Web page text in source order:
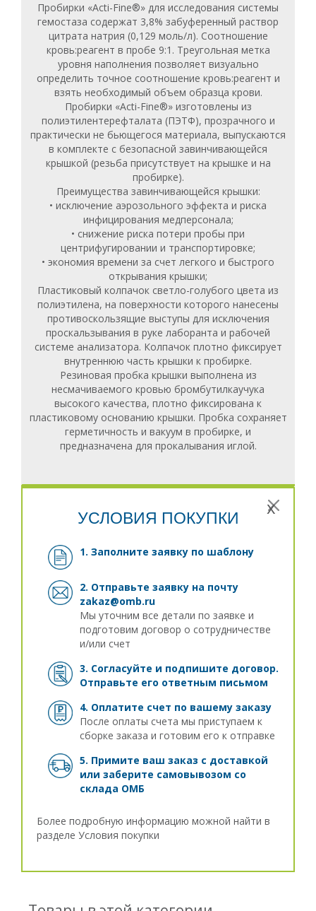
Пробирки «Acti-Fine®» для исследования системы
гемостаза содержат 3,8% забуференный раствор
цитрата натрия (0,129 моль/л). Соотношение
кровь:реагент в пробе 9:1. Треугольная метка
уровня наполнения позволяет визуально
определить точное соотношение кровь:реагент и
взять необходимый объем образца крови.
Пробирки «Acti-Fine®» изготовлены из
полиэтилентерефталата (ПЭТФ), прозрачного и
практически не бьющегося материала, выпускаются
в комплекте с безопасной завинчивающейся
крышкой (резьба присутствует на крышке и на
пробирке).
Преимущества завинчивающейся крышки:
• исключение аэрозольного эффекта и риска
инфицирования медперсонала;
• снижение риска потери пробы при
центрифугировании и транспортировке;
• экономия времени за счет легкого и быстрого
открывания крышки;
Пластиковый колпачок светло-голубого цвета из
полиэтилена, на поверхности которого нанесены
противоскользящие выступы для исключения
проскальзывания в руке лаборанта и рабочей
системе анализатора. Колпачок плотно фиксирует
внутреннюю часть крышки к пробирке.
Резиновая пробка крышки выполнена из
несмачиваемого кровью бромбутилкаучука
высокого качества, плотно фиксирована к
пластиковому основанию крышки. Пробка сохраняет
герметичность и вакуум в пробирке, и
предназначена для прокалывания иглой.
x
УСЛОВИЯ ПОКУПКИ
1. Заполните заявку по шаблону
2. Отправьте заявку на почту
zakaz@omb.ru
Мы уточним все детали по заявке и
подготовим договор о сотрудничестве
и/или счет
3. Согласуйте и подпишите договор.
Отправьте его ответным письмом
4. Оплатите счет по вашему заказу
После оплаты счета мы приступаем к
сборке заказа и готовим его к отправке
5. Примите ваш заказ с доставкой
или заберите самовывозом со
склада ОМБ
Более подробную информацию можной найти в
разделе Условия покупки